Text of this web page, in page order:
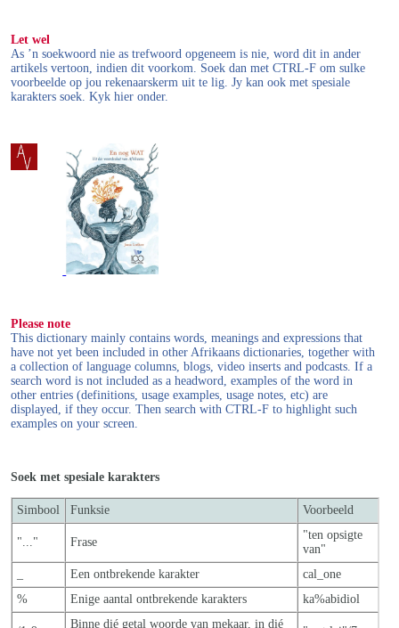
Let wel
As ’n soekwoord nie as trefwoord opgeneem is nie, word dit in ander
artikels vertoon, indien dit voorkom. Soek dan met CTRL-F om sulke
voorbeelde op jou rekenaarskerm uit te lig. Jy kan ook met spesiale
karakters soek. Kyk hier onder.
Please note
This dictionary mainly contains words, meanings and expressions that
have not yet been included in other Afrikaans dictionaries, together with
a collection of language columns, blogs, video inserts and podcasts. If a
search word is not included as a headword, examples of the word in
other entries (definitions, usage examples, usage notes, etc) are
displayed, if they occur. Then search with CTRL-F to highlight such
examples on your screen.
Soek met spesiale karakters
Simbool Funksie Voorbeeld
"..." Frase
"ten opsigte
van"
Een ontbrekende karakter
cal_one
%
Enige aantal ontbrekende karakters ka%abidiol
Binne dié getal woorde van mekaar, in dié